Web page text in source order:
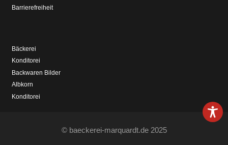
Barrierefreiheit
Bäckerei
Konditorei
Backwaren Bilder
Albkorn
Konditorei
© baeckerei-marquardt.de 2025